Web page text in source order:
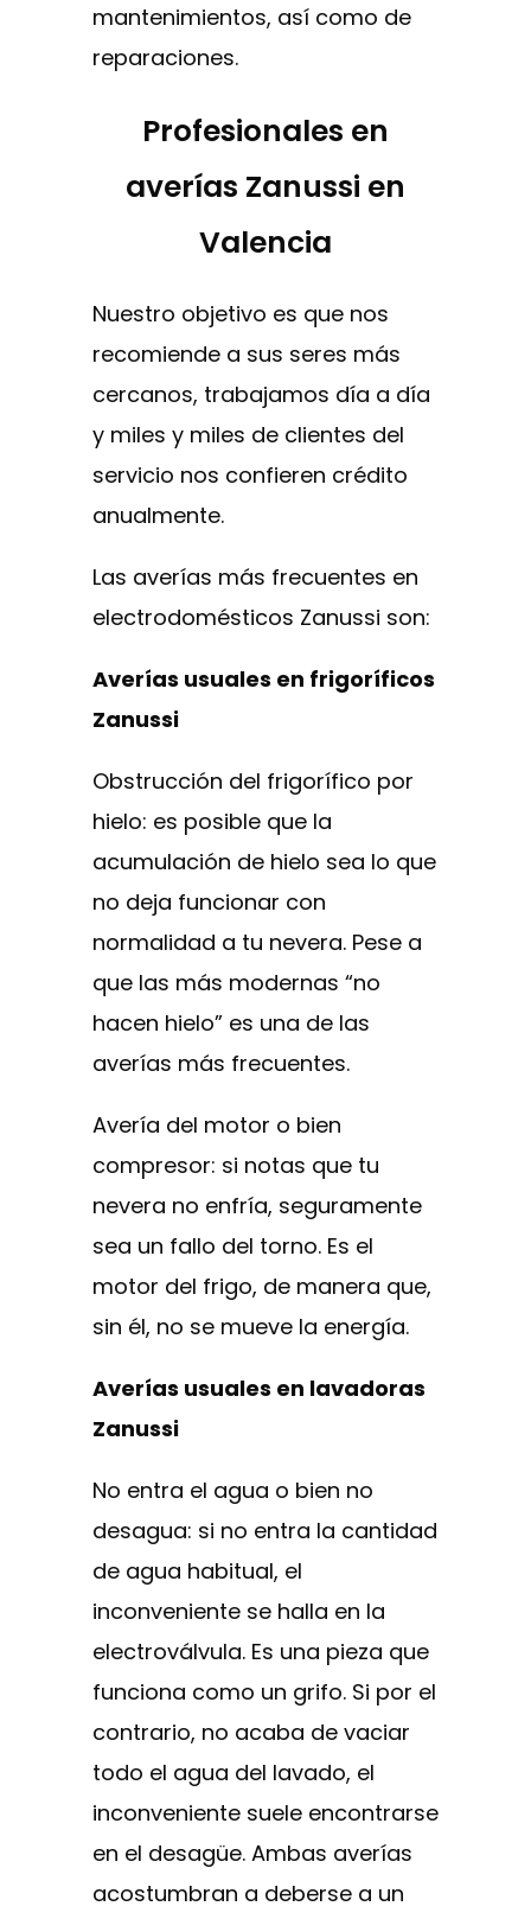
mantenimientos, así como de
reparaciones.
Profesionales en
averías Zanussi en
Valencia
Nuestro objetivo es que nos
recomiende a sus seres más
cercanos, trabajamos día a día
y miles y miles de clientes del
servicio nos confieren crédito
anualmente.
Las averías más frecuentes en
electrodomésticos Zanussi son:
Averías usuales en frigoríficos
Zanussi
Obstrucción del frigorífico por
hielo: es posible que la
acumulación de hielo sea lo que
no deja funcionar con
normalidad a tu nevera. Pese a
que las más modernas “no
hacen hielo” es una de las
averías más frecuentes.
Avería del motor o bien
compresor: si notas que tu
nevera no enfría, seguramente
sea un fallo del torno. Es el
motor del frigo, de manera que,
sin él, no se mueve la energía.
Averías usuales en lavadoras
Zanussi
No entra el agua o bien no
desagua: si no entra la cantidad
de agua habitual, el
inconveniente se halla en la
electroválvula. Es una pieza que
funciona como un grifo. Si por el
contrario, no acaba de vaciar
todo el agua del lavado, el
inconveniente suele encontrarse
en el desagüe. Ambas averías
acostumbran a deberse a un